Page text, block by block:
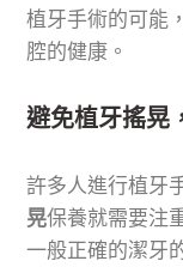
植牙手術的可能
腔的健康。
避免植牙搖晃
許多人進行植牙
晃保養就需要注
一般正確的潔牙